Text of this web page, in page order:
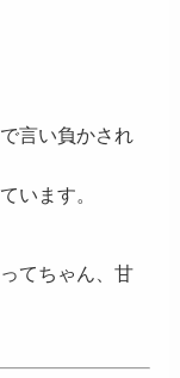
言い負かされ
います。
てちゃん、甘